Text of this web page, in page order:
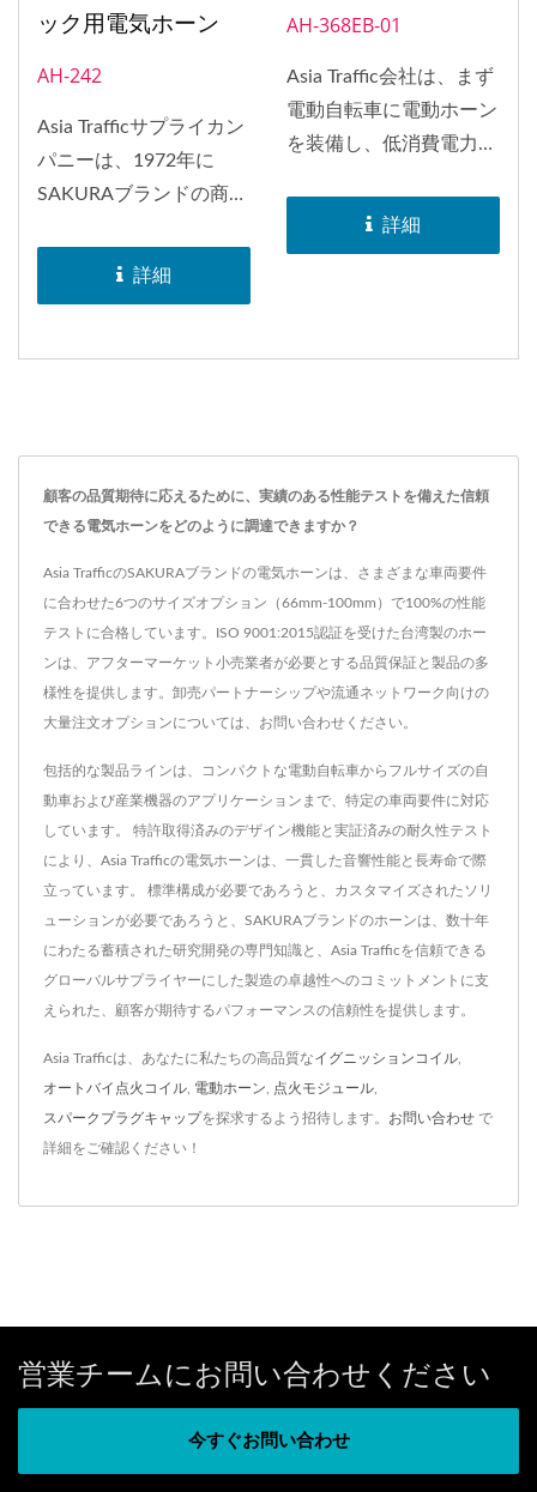
ック用電気ホーン
AH-242
Asia Trafficサプライカン
パニーは、1972年に
SAKURAブランドの商標
ーロッパ、南アフリカ、
年には、ホーンのEマー
ク承認を取得しました。
詳細
AH-368EB-01
Asia Traffic会社は、まず
電動自転車に電動ホーン
を装備し、低消費電力で
ーを開発しました。人工
詳細
顧客の品質期待に応えるために、実績のある性能テストを備えた信頼
できる電気ホーンをどのように調達できますか？
Asia TrafficのSAKURAブランドの電気ホーンは、さまざまな車両要件
に合わせた6つのサイズオプション（66mm-100mm）で100%の性能
テストに合格しています。ISO 9001:2015認証を受けた台湾製のホー
ンは、アフターマーケット小売業者が必要とする品質保証と製品の多
様性を提供します。卸売パートナーシップや流通ネットワーク向けの
大量注文オプションについては、お問い合わせください。
包括的な製品ラインは、コンパクトな電動自転車からフルサイズの自
動車および産業機器のアプリケーションまで、特定の車両要件に対応
しています。 特許取得済みのデザイン機能と実証済みの耐久性テスト
により、Asia Trafficの電気ホーンは、一貫した音響性能と長寿命で際
立っています。 標準構成が必要であろうと、カスタマイズされたソリ
ューションが必要であろうと、SAKURAブランドのホーンは、数十年
にわたる蓄積された研究開発の専門知識と、Asia Trafficを信頼できる
グローバルサプライヤーにした製造の卓越性へのコミットメントに支
えられた、顧客が期待するパフォーマンスの信頼性を提供します。
Asia Trafficは、あなたに私たちの高品質なイグニッションコイル
オートバイ点火コイル 電動ホーン 点火モジュール
スパークプラグキャップを探求するよう招待します。 お問い合わせ で
詳細をご確認ください！
営業チームにお問い合わせください
今すぐお問い合わせ